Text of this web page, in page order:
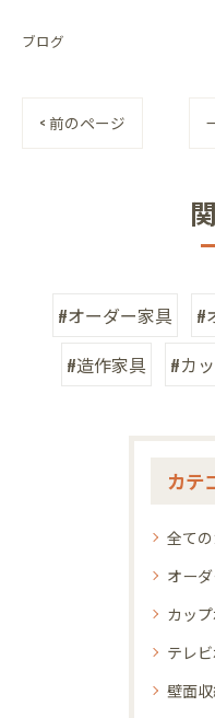
ブログ
< 前のページ
#オーダー家具 #
#造作家具
#カ
カテ
全て
オー
カッ
テレ
壁面